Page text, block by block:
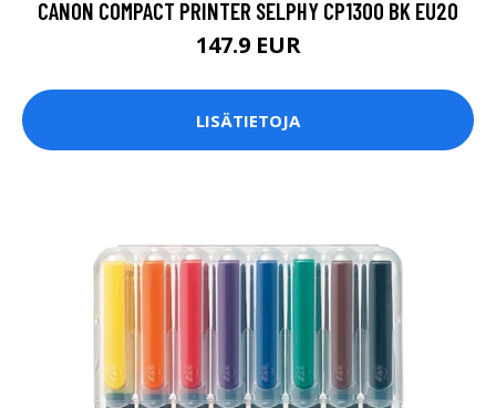
CANON COMPACT PRINTER SELPHY CP1300 BK EU20
147.9 EUR
LISÄTIETOJA